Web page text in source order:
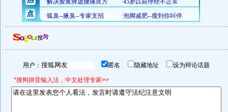
用户： 匿名 隐藏地址 设为辩论话题
*搜狗拼音输入法，中文处理专家>>